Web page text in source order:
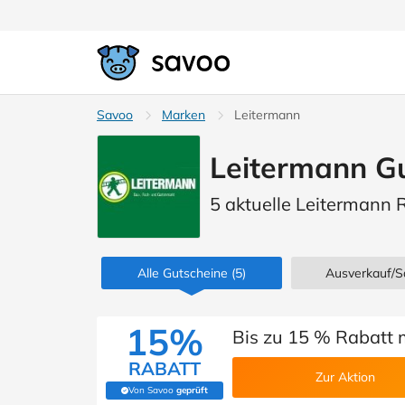
Savoo Marken Leitermann
Leitermann
5 aktuelle Leitermann
Alle Gutscheine (5) Ausverkauf/
15%
RABATT
Von Savoo geprüft
(Von Savoo geprüft)
Bis zu 15 % Rabatt
Zur Aktion